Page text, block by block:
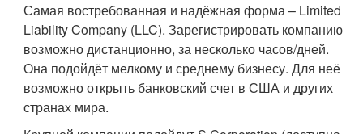
Самая востребованная и надёжная форма – Limited
Liability Company (LLC). Зарегистрировать компанию
возможно дистанционно, за несколько часов/дней.
Она подойдёт мелкому и среднему бизнесу. Для неё
возможно открыть банковский счет в США и других
странах мира.